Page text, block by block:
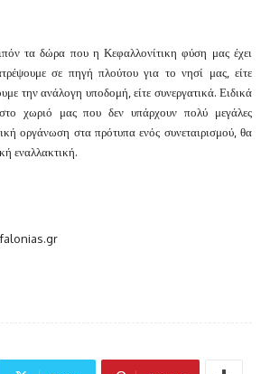
τα δώρα που η Κεφαλλονίτικη φύση μας έχει
σε πηγή πλούτου για το νησί μας, είτε
την ανάλογη υποδομή, είτε συνεργατικά. Ειδικά
χωριό μας που δεν υπάρχουν πολύ μεγάλες
οργάνωση στα πρότυπα ενός συνεταιρισμού, θα
εναλλακτική.